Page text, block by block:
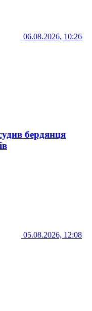
06.08.2026, 10:26
бердянця
05.08.2026, 12:08